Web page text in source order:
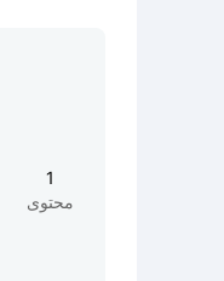
1
محتوى